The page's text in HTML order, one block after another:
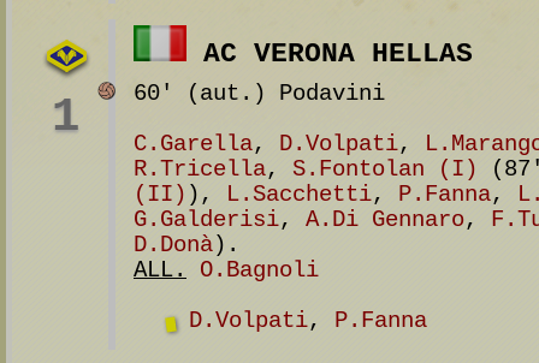
1
AC VERONA HELLAS
60' (aut.) Podavini
C.Garella, D.Volpati,
R.Tricella, S.Fontolan (I)
(II) ), L.Sacchetti, P.Fanna,
G.Galderisi, A.Di Gennaro,
D.Donà).
ALL.
O.Bagnoli
D.Volpati, P.Fanna